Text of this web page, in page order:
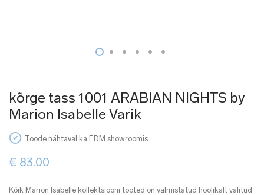
kõrge tass 1001 ARABIAN NIGHTS by
Marion Isabelle Varik
Toode nähtaval ka EDM showroomis.
€ 83.00
Kõik Marion Isabelle kollektsiooni tooted on valmistatud hoolikalt valitud